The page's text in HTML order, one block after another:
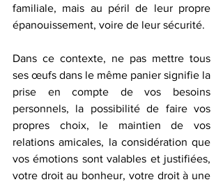
familiale, mais au péril de leur propre
épanouissement, voire de leur sécurité.
Dans ce contexte, ne pas mettre tous
ses œufs dans le même panier signifie la
prise en compte de vos besoins
personnels, la possibilité de faire vos
propres choix, le maintien de vos
relations amicales, la considération que
vos émotions sont valables et justifiées,
votre droit au bonheur, votre droit à une